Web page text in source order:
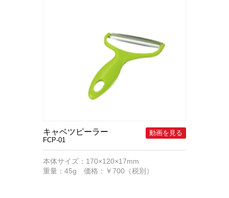
キャベツピーラー
FCP-01
本体サイズ：170×120×17mm
重量：45g 価格：￥700（税別）